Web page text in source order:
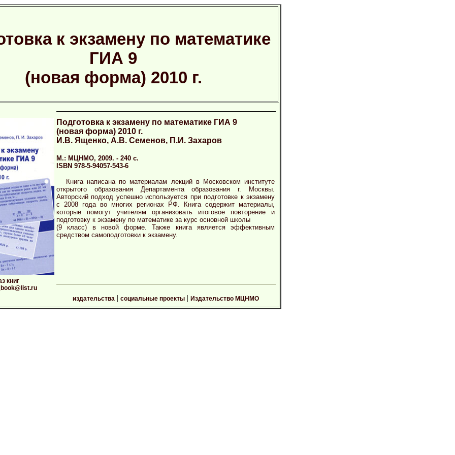
к экзамену по математике
ГИА 9
(новая форма) 2010 г.
Подготовка к экзамену по математике ГИА 9
(новая форма) 2010 г.
И.В. Ященко, А.В. Семенов, П.И. Захаров
М.: МЦНМО, 2009. - 240 с.
ISBN 978-5-94057-543-6
Книга написана по материалам лекций в Московском институте
открытого образования Департамента образования г. Москвы.
Авторский подход успешно используется при подготовке к экзамену
с 2008 года во многих регионах РФ. Книга содержит материалы,
которые помогут учителям организовать итоговое повторение и
подготовку к экзамену по математике за курс основной школы
(9 класс) в новой форме. Также книга является эффективным
средством самоподготовки к экзамену.
книг
издательства | социальные проекты| Издательство МЦНМО